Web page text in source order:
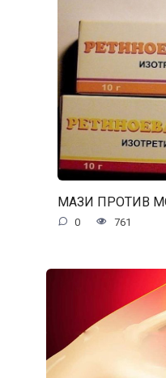
МАЗИ ПРОТИВ
0 761